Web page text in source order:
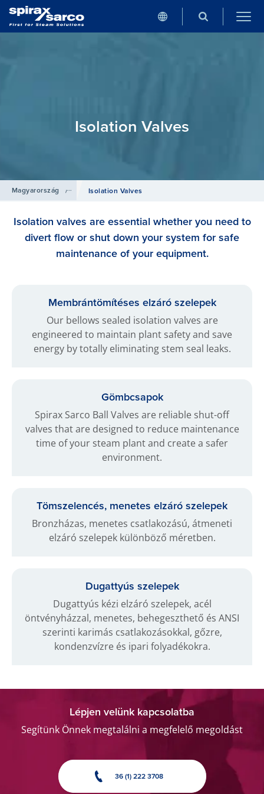
Isolation Valves
Magyarország / Termékek
Isolation Valves
Isolation valves are essential whether you need to
divert flow or shut down your system for safe
maintenance of your equipment.
Membrántömítéses elzáró szelepek
Our bellows sealed isolation valves are
engineered to maintain plant safety and save
energy by totally eliminating stem seal leaks.
Gömbcsapok
Spirax Sarco Ball Valves are reliable shut-off
valves that are designed to reduce maintenance
time of your steam plant and create a safer
environment.
Tömszelencés, menetes elzáró szelepek
Bronzházas, menetes csatlakozású, átmeneti
elzáró szelepek különböző méretben.
Dugattyús szelepek
Dugattyús kézi elzáró szelepek, acél
öntvényházzal, menetes, behegeszthető és ANSI
szerinti karimás csatlakozásokkal, gőzre,
kondenzvízre és ipari folyadékokra.
Lépjen velünk kapcsolatba
Segítünk Önnek megtalálni a megfelelő megoldást
36 (1) 222 3708